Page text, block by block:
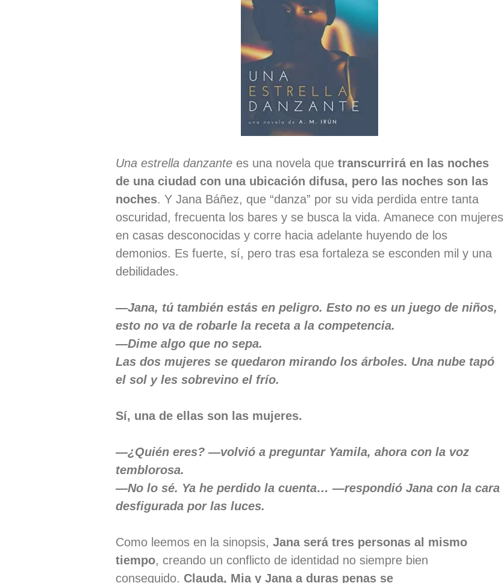
Una estrella danzante es una novela que transcurrirá en las noches
de una ciudad con una ubicación difusa, pero las noches son las
noches. Y Jana Báñez, que “danza” por su vida perdida entre tanta
oscuridad, frecuenta los bares y se busca la vida. Amanece con mujeres
en casas desconocidas y corre hacia adelante huyendo de los
demonios. Es fuerte, sí, pero tras esa fortaleza se esconden mil y una
debilidades.
—Jana, tú también estás en peligro. Esto no es un juego de niños,
esto no va de robarle la receta a la competencia.
—Dime algo que no sepa.
Las dos mujeres se quedaron mirando los árboles. Una nube tapó
el sol y les sobrevino el frío.
Sí, una de ellas son las mujeres.
—¿Quién eres? —volvió a preguntar Yamila, ahora con la voz
temblorosa.
—No lo sé. Ya he perdido la cuenta… —respondió Jana con la cara
desfigurada por las luces.
Como leemos en la sinopsis, Jana será tres personas al mismo
tiempo, creando un conflicto de identidad no siempre bien
conseguido. Clauda, Mia y Jana a duras penas se